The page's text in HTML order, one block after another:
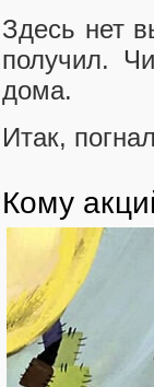
Здесь нет
получил.
дома.
Итак,
Кому